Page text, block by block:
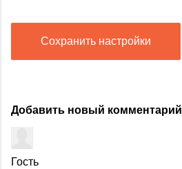
Сохранить настройки
Добавить новый комментарий
Гость